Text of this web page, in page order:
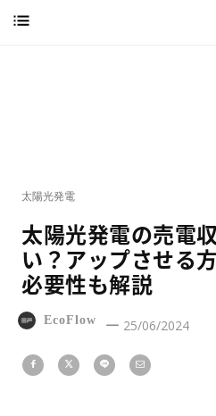
太陽光発電
太陽光発電の売電
い？アップさせる
必要性も解説
EcoFlow 25/06/2024